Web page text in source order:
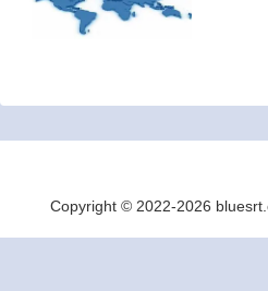
Copyright © 2022-2026